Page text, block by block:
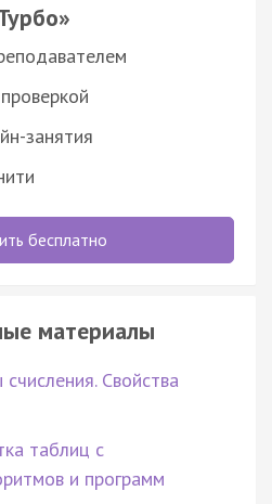
занятия
бесплатно
материалы
Свойства
таблиц с
и программ